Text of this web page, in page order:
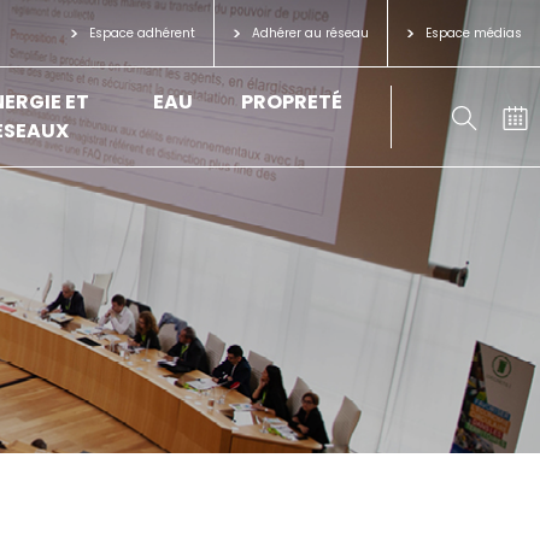
Espace adhérent Adhérer au réseau Espace médias
ET
EAU PROPRETÉ